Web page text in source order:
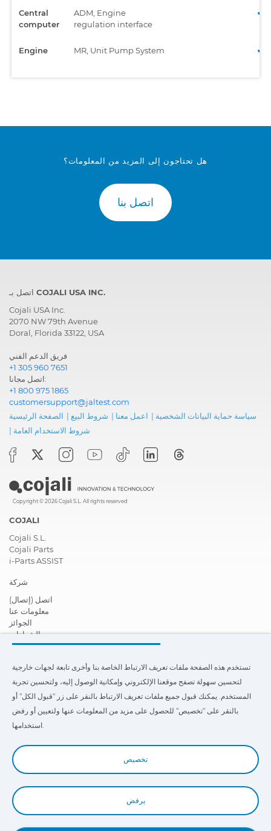
Central
computer
ADM, Engine
regulation interface
Engine MR, Unit Pump System
هل تحتاجون إلى المزيد من المعلومات؟
اتصل بنا
اتصل بـ COJALI USA INC.
Cojali USA Inc.
2070 NW 79th Avenue
Doral, Florida 33122, USA
فريق الدعم الفني
+1 305 960 7651
اتصل مجانا:
+1 800 975 1865
customersupport@jaltest.com
الصفحة الرئيسية | شروط البيع | اعمل معنا | سياسة حماية البيانات الشخصية
| شروط الاستخدام العامة
Copyright © 2026 Cojali S.L. All rights reserved
COJALI
Cojali S.L.
Cojali Parts
i-Parts ASSIST
شركة
اتصل (إتصال)
معلومات عنا
الجوائز
الشهادات
المسؤولية الاجتماعية تجاه الشركات
أخبار
أشرطة فيديو
FAQ - أسئله أحياناً يتم سؤالها (تعليمات)
تستخدم هذه الصفحة ملفات تعريف الارتباط الخاصة بنا وبالأطرف الأخرى
لتحسين إمكانية التنقل وإمكانية الوصول إلى موقعنا على الويب ولتحسين خبرة
تستخدم هذه الصفحة ملفات تعريف الارتباط الخاصة بنا وأخرى تابعة لجهات خارجية
لتحسين سهولة تصفح موقعنا الإلكتروني وإمكانية الوصول إليه، ولتحسين تجربة
المستخدم. يمكنك قبول جميع ملفات تعريف الارتباط بالنقر على زر "قبول الكل" أو
بالنقر على "تخصيص" للحصول على مزيد من المعلومات عنها ولتعيين أو رفض
استخدامها.
تخصيص
يرفض